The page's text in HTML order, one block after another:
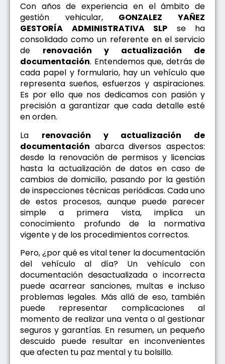
Con años de experiencia en el ámbito de
gestión vehicular, GONZALEZ YAÑEZ
GESTORÍA ADMINISTRATIVA SLP se ha
consolidado como un referente en el servicio
de renovación y actualización de
documentación. Entendemos que, detrás de
cada papel y formulario, hay un vehículo que
representa sueños, esfuerzos y aspiraciones.
Es por ello que nos dedicamos con pasión y
precisión a garantizar que cada detalle esté
en orden.
La renovación y actualización de
documentación abarca diversos aspectos:
desde la renovación de permisos y licencias
hasta la actualización de datos en caso de
cambios de domicilio, pasando por la gestión
de inspecciones técnicas periódicas. Cada uno
de estos procesos, aunque puede parecer
simple a primera vista, implica un
conocimiento profundo de la normativa
vigente y de los procedimientos correctos.
Pero, ¿por qué es vital tener la documentación
del vehículo al día? Un vehículo con
documentación desactualizada o incorrecta
puede acarrear sanciones, multas e incluso
problemas legales. Más allá de eso, también
puede representar complicaciones al
momento de realizar una venta o al gestionar
seguros y garantías. En resumen, un pequeño
descuido puede resultar en inconvenientes
que afecten tu paz mental y tu bolsillo.